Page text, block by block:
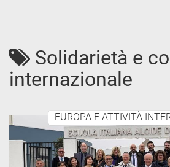
Solidarietà e
internazionale
EUROPA E ATTIVITÀ